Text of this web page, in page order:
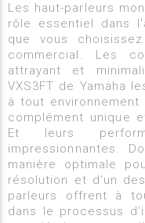
Les haut-parleurs
rôle essentiel dans
que vous
commercial. Les
attrayant et
VXS3FT de Yamaha
à tout
complément unique
Et leurs
impressionnantes.
manière optimale
résolution et d'un
parleurs offrent à
dans le processus